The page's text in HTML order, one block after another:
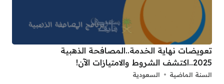
تعويضات نهاية الخدمة..المصافحة الذهبية
2025..اكتشف الشروط والامتيازات الآن!
السنة الماضية السعودية